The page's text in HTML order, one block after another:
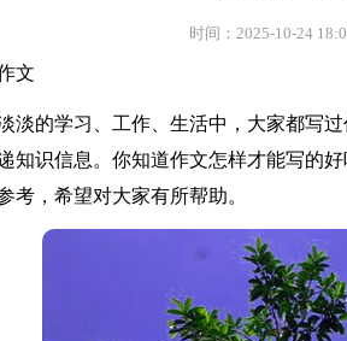
时间：2025-10-24
文
的学习、工作、生活中，大家都写过
知识信息。你知道作文怎样才能写的
考，希望对大家有所帮助。